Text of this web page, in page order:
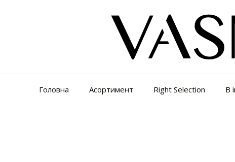
Головна Асортимент Right Selection В